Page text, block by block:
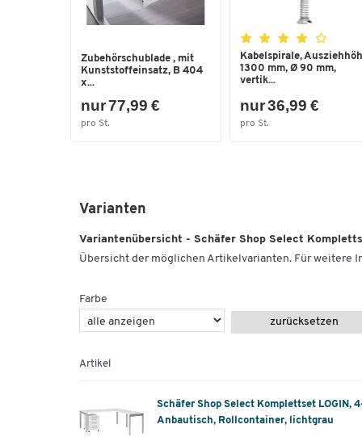
Zubehörschublade , mit
Kunststoffeinsatz, B 404
x...
nur 77,99 €
pro St.
Kabelspirale,
1300 mm, Ø 90 mm,
vertik...
nur 36,99 €
pro St.
Varianten
Variantenübersicht - Schäfer Shop Select
Übersicht der möglichen Artikelvarianten. Für weitere
Farbe
zurücksetzen
Artikel
Schäfer Shop Select Komplettset LOGIN,
Anbautisch, Rollcontainer, lichtgrau